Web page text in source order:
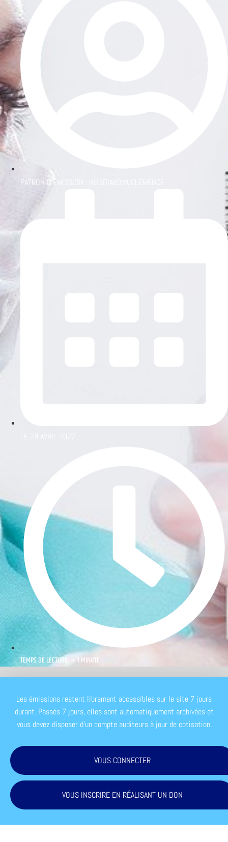
PATRON D'ÉMISSION :
TEMPS DE LECTURE : < 1 MINUTE
Les émissions restent librement accessibles sur le site 7 jours
durant. Passés 7 jours, elles sont automatiquement archivées et
vous devez disposer d'un compte auditeurs à jour de cotisation.
VOUS CONNECTER
VOUS INSCRIRE EN RÉALISANT UN DON